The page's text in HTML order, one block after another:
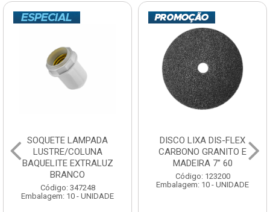
SOQUETE LAMPADA
LUSTRE/COLUNA
BAQUELITE EXTRALUZ
BRANCO
Código: 347248
Embalagem: 10 - UNIDADE
DISCO LIXA DIS-FLEX
CARBONO GRANITO E
MADEIRA 7” 60
Código: 123200
Embalagem: 10 - UNIDADE